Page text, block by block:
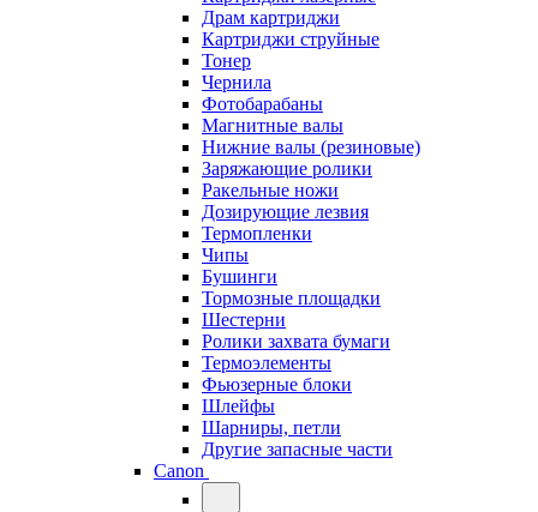
Драм картриджи
Картриджи струйные
Тонер
Чернила
Фотобарабаны
Магнитные валы
Нижние валы (резиновые)
Заряжающие ролики
Ракельные ножи
Дозирующие лезвия
Термопленки
Чипы
Бушинги
Тормозные площадки
Шестерни
Ролики захвата бумаги
Термоэлементы
Фьюзерные блоки
Шлейфы
Шарниры, петли
Другие запасные части
Canon